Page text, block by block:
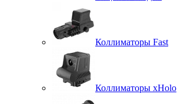
Коллиматоры Fast
Коллиматоры xHolo